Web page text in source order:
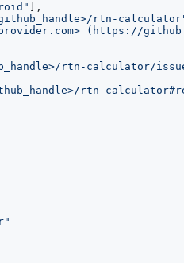
,
rtn-
(https://
rtn-calculator/
rtn-